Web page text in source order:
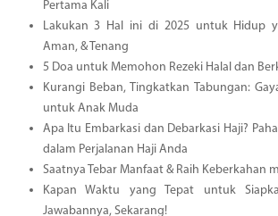
Pertama Kali
Lakukan 3 Hal ini di 2025 untuk Hidup
Aman, & Tenang
5 Doa untuk Memohon Rezeki Halal dan
Kurangi Beban, Tingkatkan Tabungan:
untuk Anak Muda
Apa Itu Embarkasi dan Debarkasi Haji?
dalam Perjalanan Haji Anda
Saatnya Tebar Manfaat & Raih Keberkahan
Kapan Waktu yang Tepat untuk
Jawabannya, Sekarang!